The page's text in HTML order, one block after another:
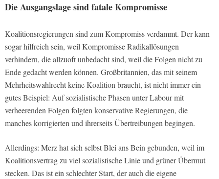
Die Ausgangslage sind fatale Kompromisse
Koalitionsregierungen sind zum Kompromiss verdammt. Der kann
sogar hilfreich sein, weil Kompromisse Radikallösungen
verhindern, die allzuoft unbedacht sind, weil die Folgen nicht zu
Ende gedacht werden können. Großbritannien, das mit seinem
Mehrheitswahlrecht keine Koalition braucht, ist nicht immer ein
gutes Beispiel: Auf sozialistische Phasen unter Labour mit
verheerenden Folgen folgten konservative Regierungen, die
manches korrigierten und ihrerseits Übertreibungen begingen.
Allerdings: Merz hat sich selbst Blei ans Bein gebunden, weil im
Koalitionsvertrag zu viel sozialistische Linie und grüner Übermut
stecken. Das ist ein schlechter Start, der auch die eigene